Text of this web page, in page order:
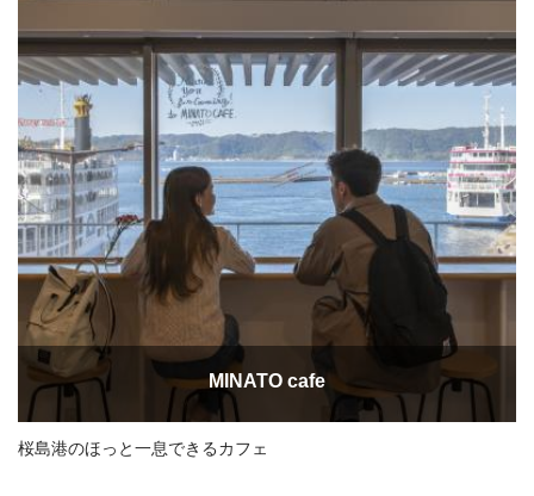
MINATO cafe
桜島港のほっと一息できるカフェ